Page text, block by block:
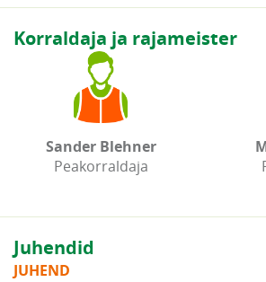
Korraldaja ja rajameister
Sander Blehner
Peakorraldaja
Juhendid
JUHEND